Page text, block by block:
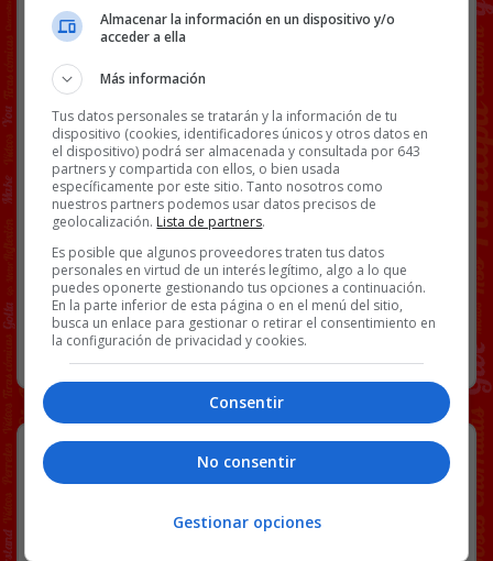
entrar, pero mereció la pena”
La prank del “pasaporte cоvid”.
[video_player id=228340]
Facebook
Twitter
WhatsApp
Gmail
Copy
Link
PASAPORTE QR VÍDEOS
50 COMENTARIOS
RANDOM 10 DICIEMBRE, 2021
Se ha sacado el título de enología en
la misma universidad que Pablo
[video_player id=228330]
Almacenar la información en un dispositivo y/o
acceder a ella
Más información
Tus datos personales se tratarán y la información de tu
dispositivo (cookies, identificadores únicos y otros datos en
el dispositivo) podrá ser almacenada y consultada por 643
partners y compartida con ellos, o bien usada
específicamente por este sitio. Tanto nosotros como
nuestros partners podemos usar datos precisos de
geolocalización. Lista de partners.
Es posible que algunos proveedores traten tus datos
personales en virtud de un interés legítimo, algo a lo que
puedes oponerte gestionando tus opciones a continuación.
En la parte inferior de esta página o en el menú del sitio,
busca un enlace para gestionar o retirar el consentimiento en
la configuración de privacidad y cookies.
Consentir
No consentir
Gestionar opciones